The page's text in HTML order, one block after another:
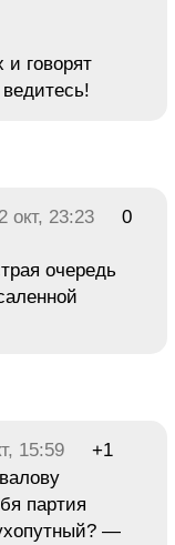
и говорят
2 окт, 23:23 0
очередь
15:59
+1
партия
—